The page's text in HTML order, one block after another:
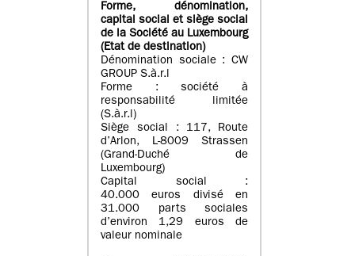
Forme, dénomination,
capital social et siège social
de la Société au Luxembourg
(Etat de destination)
Dénomination sociale : CW
GROUP S.à.r.l
Forme : société à
responsabilité limitée
(S.à.r.l)
Siège social : 117, Route
d’Arlon, L-8009 Strassen
(Grand-Duché de
Luxembourg)
Capital social :
40.000 euros divisé en
31.000 parts sociales
d’environ 1,29 euros de
valeur nominale